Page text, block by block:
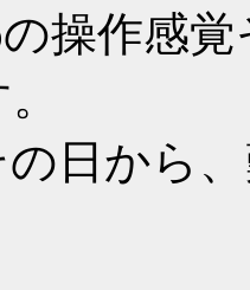
操作感
日から